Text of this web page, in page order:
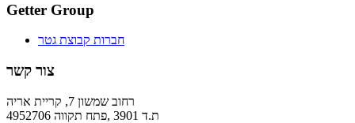
Getter Group
חברות קבוצת גטר
צור קשר
רחוב שמשון 7, קריית אריה
ת.ד 3901 ,פתח תקווה 4952706